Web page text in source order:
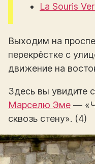
La Souris
Выходим на
перекрёстке с
движение на
Здесь вы увидите
Марселю Эме —
сквозь стену». (4)